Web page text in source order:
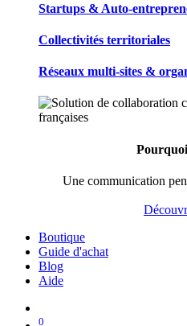
Startups & Auto-
Collectivités territoriales
Réseaux multi-sites &
Une communication
Boutique
Guide d'achat
Blog
Aide
0